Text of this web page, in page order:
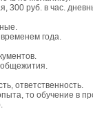
300 руб. в час.
года.
общежития.
ответственность.
то обучение в